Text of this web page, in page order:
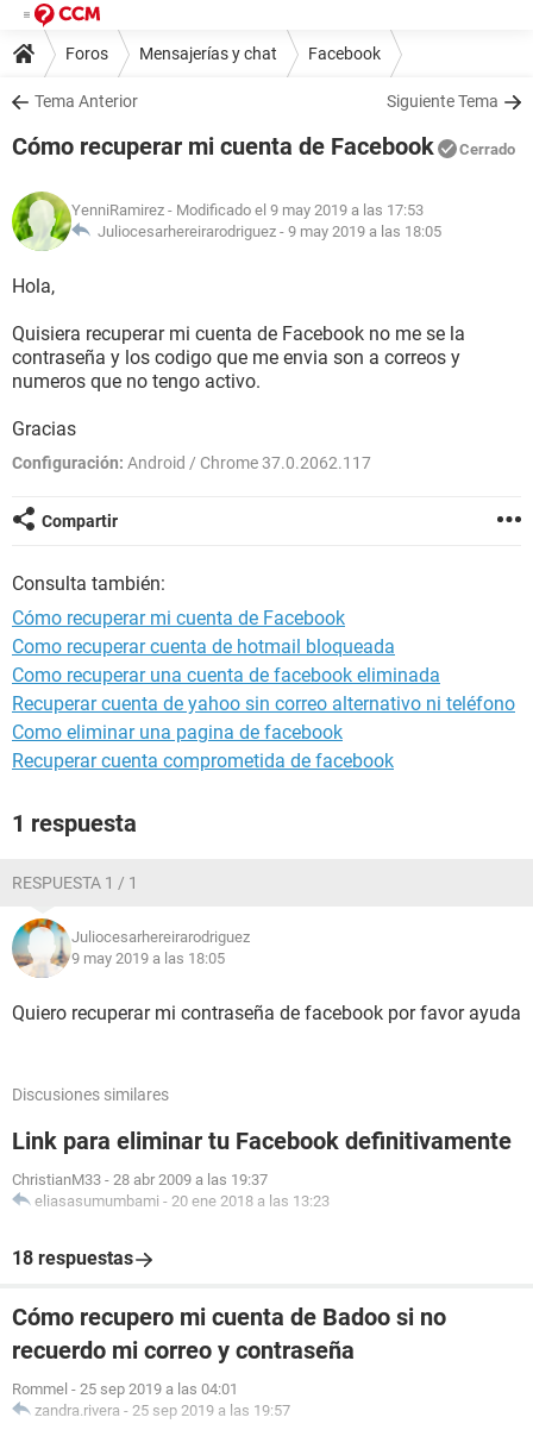
Foros Mensajerías y chat Facebook
Tema Anterior Siguiente Tema
Cómo recuperar mi cuenta de Facebook Cerrado
YenniRamirez - Modificado el 9 may 2019 a las 17:53
Juliocesarhereirarodriguez - 9 may 2019 a las 18:05
Hola,
Quisiera recuperar mi cuenta de Facebook no me se la
contraseña y los codigo que me envia son a correos y
numeros que no tengo activo.
Gracias
Configuración: Android / Chrome 37.0.2062.117
Compartir
Consulta también:
Cómo recuperar mi cuenta de Facebook
Como recuperar cuenta de hotmail bloqueada
Como recuperar una cuenta de facebook eliminada
Recuperar cuenta de yahoo sin correo alternativo ni teléfono
Como eliminar una pagina de facebook
Recuperar cuenta comprometida de facebook
1 respuesta
RESPUESTA 1 / 1
Juliocesarhereirarodriguez
9 may 2019 a las 18:05
Quiero recuperar mi contraseña de facebook por favor ayuda
Discusiones similares
Link para eliminar tu Facebook definitivamente
ChristianM33 - 28 abr 2009 a las 19:37
eliasasumumbami - 20 ene 2018 a las 13:23
18 respuestas
Cómo recupero mi cuenta de Badoo si no
recuerdo mi correo y contraseña
Rommel - 25 sep 2019 a las 04:01
zandra.rivera - 25 sep 2019 a las 19:57